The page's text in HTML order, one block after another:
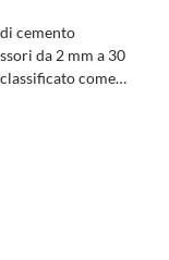
cemento
da 2 mm a 30
come